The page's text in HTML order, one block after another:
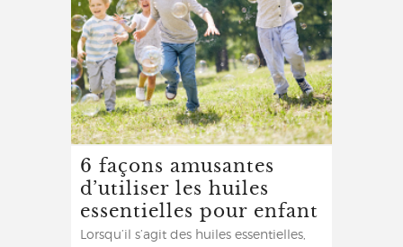
6 façons amusantes
d’utiliser les huiles
essentielles pour enfant
Lorsqu’il s’agit des huiles essentielles,